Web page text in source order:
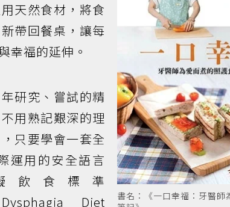
書名：《一口幸福：牙醫師
天然食材，將食
帶回餐桌，讓每
幸福的延伸。
研究、嘗試的精
用熟記艱深的理
只要學會一套全
運用的安全語言
飲食標準
Diet